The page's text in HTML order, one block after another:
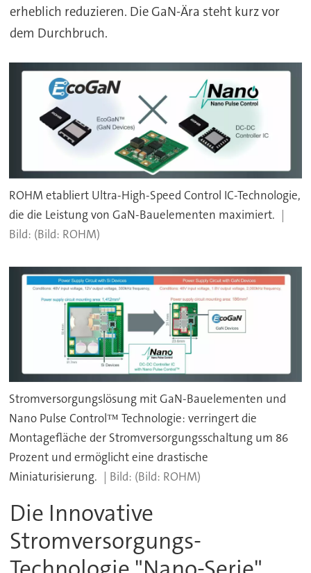
erheblich reduzieren. Die GaN-Ära steht kurz vor
dem Durchbruch.
ROHM etabliert Ultra-High-Speed Control IC-Technologie,
die die Leistung von GaN-Bauelementen maximiert.
(Bild: ROHM)
Stromversorgungslösung mit GaN-Bauelementen und
Nano Pulse Control™ Technologie: verringert die
Montagefläche der Stromversorgungsschaltung um 86
Prozent und ermöglicht eine drastische
Miniaturisierung.
(Bild: ROHM)
Die Innovative
Stromversorgungs-